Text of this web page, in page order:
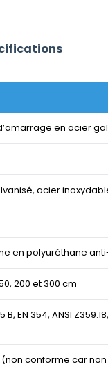
en acier
acier
en polyuréthane
200 et 300 cm
B, EN 354, ANSI
(non conforme car